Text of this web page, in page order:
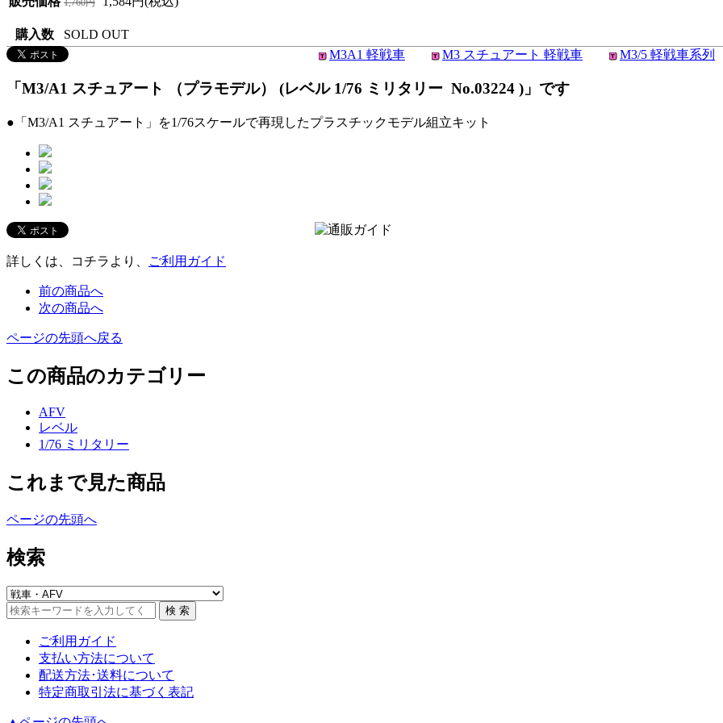
購入数
SOLD OUT
M3A1 軽戦車
M3 スチュアート 軽戦車 M3/5 軽戦車系列
「M3/A1 スチュアート （プラモデル） (レベル 1/76 ミリタリー No.03224 )」です
●「M3/A1 スチュアート」を1/76スケールで再現したプラスチックモデル組立キット
詳しくは、コチラより、 ご利用ガイド
前の商品へ
次の商品へ
ページの先頭へ戻る
この商品のカテゴリー
AFV
レベル
1/76 ミリタリー
これまで見た商品
ページの先頭へ
検索
ご利用ガイド
支払い方法について
配送方法･送料について
特定商取引法に基づく表記